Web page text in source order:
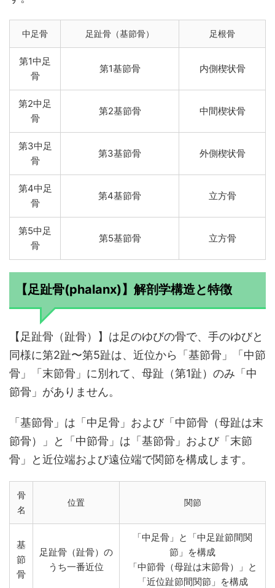
中足骨 足趾骨（基節骨） 足根骨
第1中足
骨
第1基節骨 内側楔状骨
第2中足
骨
第2基節骨 中間楔状骨
第3中足
骨
第3基節骨 外側楔状骨
第4中足
骨
第4基節骨 立方骨
第5中足
骨
第5基節骨 立方骨
【足趾骨(phalanx)】解剖学構造と特徴
【足趾骨（趾骨）】は足のゆびの骨で、手のゆびと
同様に第2趾〜第5趾は、近位から「基節骨」「中節
骨」「末節骨」に別れて、母趾（第1趾）のみ「中
節骨」がありません。
「基節骨」は「中足骨」および「中節骨（母趾は末
節骨）」と「中節骨」は「基節骨」および「末節
骨」と近位端および遠位端で関節を構成します。
骨
名
位置 関節
基
節
骨
足趾骨（趾骨）の
うち一番近位
「中足骨」と「中足趾節間関
節」を構成
「中節骨（母趾は末節骨）」と
「近位趾節間関節」を構成